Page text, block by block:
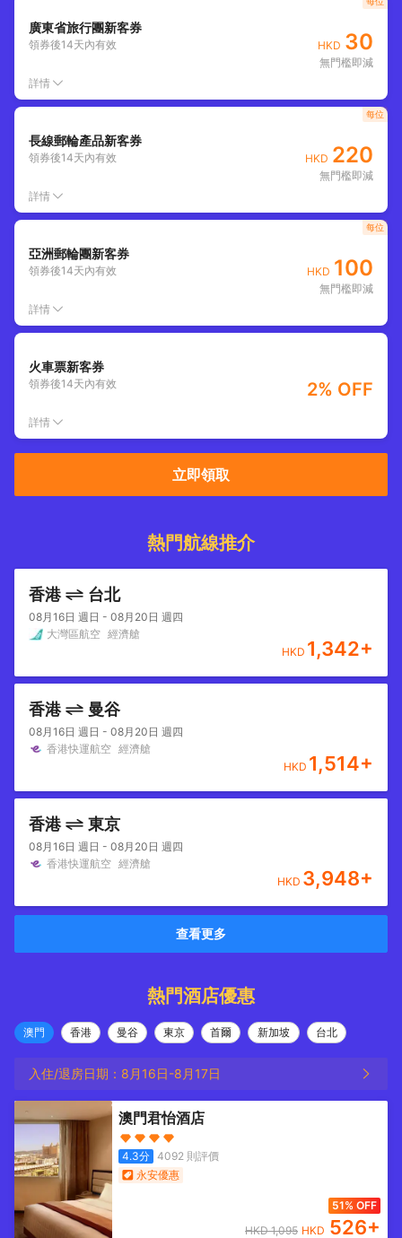
廣東省旅行團新客券
領券後14天內有效 HKD 30
無門檻即減
詳情
長線郵輪產品新客券
領券後14天內有效 HKD 220
無門檻即減
每位
詳情
亞洲郵輪團新客券
領券後14天內有效 HKD 100
無門檻即減
每位
詳情
火車票新客券
領券後14天內有效 2% OFF
詳情
立即領取
熱門航線推介
香港 台北
08月16日 週日 - 08月20日 週四
大灣區航空 經濟艙
HKD 1,342+
香港 曼谷
08月16日 週日 - 08月20日 週四
香港快運航空 經濟艙
HKD 1,514+
香港 東京
08月16日 週日 - 08月20日 週四
香港快運航空 經濟艙
HKD 3,948+
查看更多
熱門酒店優惠
澳門 香港 曼谷 東京 首爾 新加坡 台北
入住/退房日期： 8月16日-8月17日
澳門君怡酒店
4.3分 4092 則評價
永安優惠
51% OFF
HKD1,095 HKD 526+